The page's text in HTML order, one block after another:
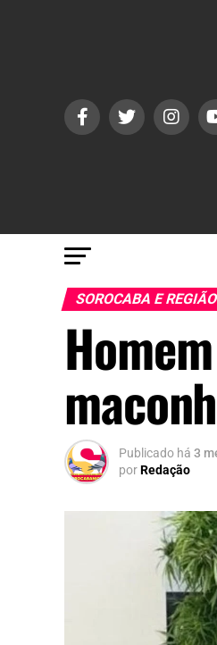
SOROCABA E REGIÃO
Publicado há 3
porRedação